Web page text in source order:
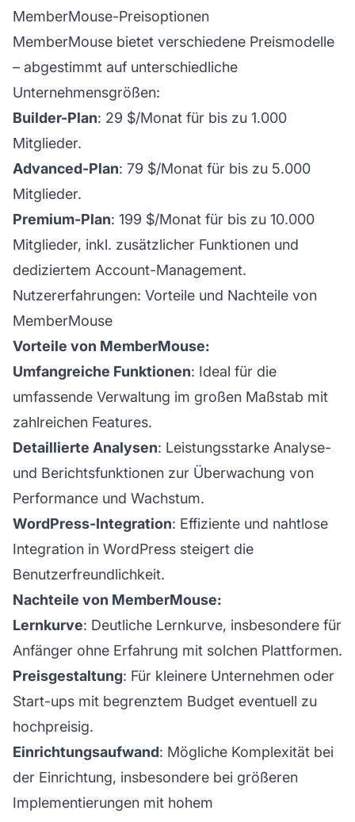
MemberMouse-Preisoptionen
MemberMouse bietet verschiedene Preismodelle
– abgestimmt auf unterschiedliche
Unternehmensgrößen:
Builder-Plan: 29 $/Monat für bis zu 1.000
Mitglieder.
Advanced-Plan: 79 $/Monat für bis zu 5.000
Mitglieder.
Premium-Plan: 199 $/Monat für bis zu 10.000
Mitglieder, inkl. zusätzlicher Funktionen und
dediziertem Account-Management.
Nutzererfahrungen: Vorteile und Nachteile von
MemberMouse
Vorteile von MemberMouse:
Umfangreiche Funktionen: Ideal für die
umfassende Verwaltung im großen Maßstab mit
zahlreichen Features.
Detaillierte Analysen: Leistungsstarke Analyse-
und Berichtsfunktionen zur Überwachung von
Performance und Wachstum.
WordPress-Integration: Effiziente und nahtlose
Integration in WordPress steigert die
Benutzerfreundlichkeit.
Nachteile von MemberMouse:
Lernkurve: Deutliche Lernkurve, insbesondere für
Anfänger ohne Erfahrung mit solchen Plattformen.
Preisgestaltung: Für kleinere Unternehmen oder
Start-ups mit begrenztem Budget eventuell zu
hochpreisig.
Einrichtungsaufwand: Mögliche Komplexität bei
der Einrichtung, insbesondere bei größeren
Implementierungen mit hohem